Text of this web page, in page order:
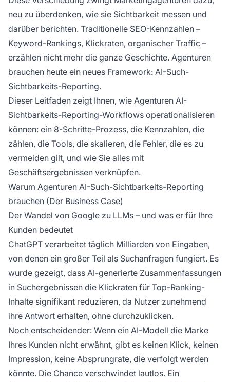
neu zu überdenken, wie sie Sichtbarkeit messen und
darüber berichten. Traditionelle SEO-Kennzahlen –
Keyword-Rankings, Klickraten, organischer Traffic –
erzählen nicht mehr die ganze Geschichte. Agenturen
brauchen heute ein neues Framework: AI-Such-
Sichtbarkeits-Reporting.
Dieser Leitfaden zeigt Ihnen, wie Agenturen AI-
Sichtbarkeits-Reporting-Workflows operationalisieren
können: ein 8-Schritte-Prozess, die Kennzahlen, die
zählen, die Tools, die skalieren, die Fehler, die es zu
vermeiden gilt, und wie Sie alles mit
Geschäftsergebnissen verknüpfen.
Warum Agenturen AI-Such-Sichtbarkeits-Reporting
brauchen (Der Business Case)
Der Wandel von Google zu LLMs – und was er für Ihre
Kunden bedeutet
ChatGPT verarbeitet täglich Milliarden von Eingaben,
von denen ein großer Teil als Suchanfragen fungiert. Es
wurde gezeigt, dass AI-generierte Zusammenfassungen
in Suchergebnissen die Klickraten für Top-Ranking-
Inhalte signifikant reduzieren, da Nutzer zunehmend
ihre Antwort erhalten, ohne durchzuklicken.
Noch entscheidender: Wenn ein AI-Modell die Marke
Ihres Kunden nicht erwähnt, gibt es keinen Klick, keinen
Impression, keine Absprungrate, die verfolgt werden
könnte. Die Chance verschwindet lautlos. Ein